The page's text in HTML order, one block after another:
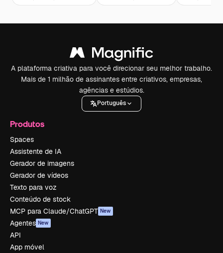
A plataforma criativa para você direcionar seu melhor trabalho.
Mais de 1 milhão de assinantes entre criativos, empresas,
agências e estúdios.
Português
Produtos
Spaces
Assistente de IA
Gerador de imagens
Gerador de vídeos
Texto para voz
Conteúdo de stock
MCP para Claude/ChatGPT New
Agentes New
API
App móvel